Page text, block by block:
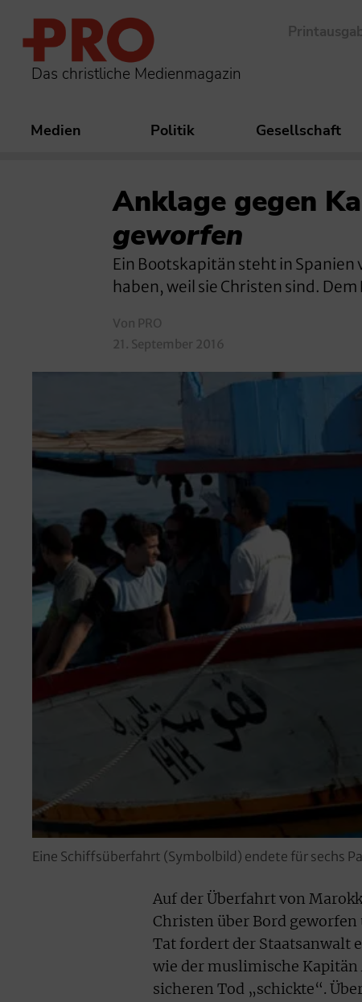
Das christliche Medienmagazin
Medien Politik Gesellschaft
Anklage gegen
geworfen
Ein Bootskapitän steht in Spanien
haben, weil sie Christen sind.
Von PRO
21. September 2016
Eine Schiffsüberfahrt (Symbolbild) endete für sechs
Auf der Überfahrt von
Christen über Bord
Tat fordert der Staatsanwalt
wie der muslimische Kapitän
sicheren Tod „schickte“.